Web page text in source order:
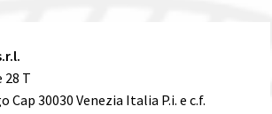
28 T
Cap 30030 Venezia Italia P.i. e c.f.